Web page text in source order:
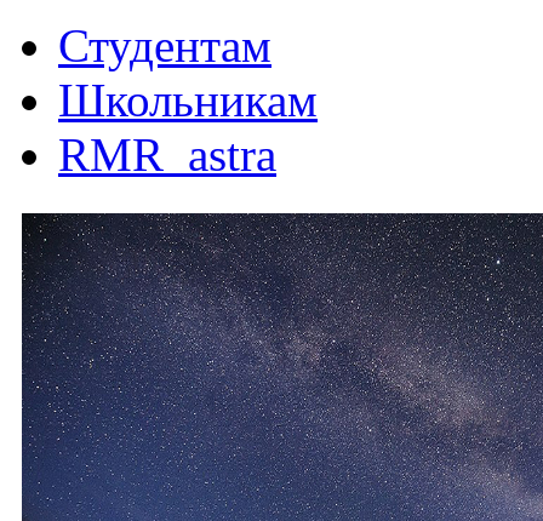
Студентам
Школьникам
RMR_astra